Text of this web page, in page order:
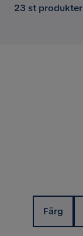
23 st produkter
Färg